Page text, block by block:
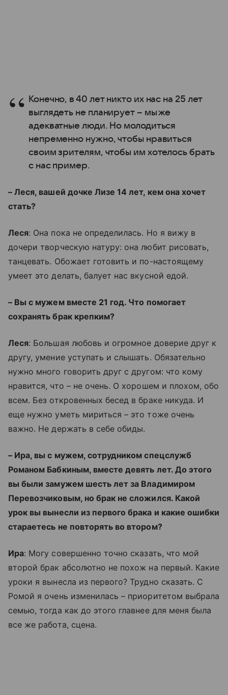
Конечно, в 40 лет никто их нас на 25 лет
выглядеть не планирует – мы же
адекватные люди. Но молодиться
непременно нужно, чтобы нравиться
своим зрителям, чтобы им хотелось брать
с нас пример.
– Леся, вашей дочке Лизе 14 лет, кем она хочет
стать?
Леся: Она пока не определилась. Но я вижу в
дочери творческую натуру: она любит рисовать,
танцевать. Обожает готовить и по-настоящему
умеет это делать, балует нас вкусной едой.
– Вы с мужем вместе 21 год. Что помогает
сохранять брак крепким?
Леся: Большая любовь и огромное доверие друг к
другу, умение уступать и слышать. Обязательно
нужно много говорить друг с другом: что кому
нравится, что – не очень. О хорошем и плохом, обо
всем. Без откровенных бесед в браке никуда. И
еще нужно уметь мириться – это тоже очень
важно. Не держать в себе обиды.
– Ира, вы с мужем, сотрудником спецслужб
Романом Бабкиным, вместе девять лет. До этого
вы были замужем шесть лет за Владимиром
Перевозчиковым, но брак не сложился. Какой
урок вы вынесли из первого брака и какие ошибки
стараетесь не повторять во втором?
Ира: Могу совершенно точно сказать, что мой
второй брак абсолютно не похож на первый. Какие
уроки я вынесла из первого? Трудно сказать. С
Ромой я очень изменилась – приоритетом выбрала
семью, тогда как до этого главнее для меня была
все же работа, сцена.